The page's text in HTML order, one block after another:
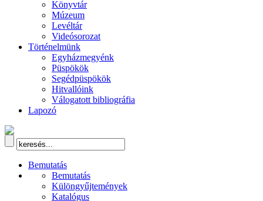
Könyvtár
Múzeum
Levéltár
Videósorozat
Történelmünk
Egyházmegyénk
Püspökök
Segédpüspökök
Hitvallóink
Válogatott bibliográfia
Lapozó
Bemutatás
Bemutatás
Különgyűjtemények
Katalógus